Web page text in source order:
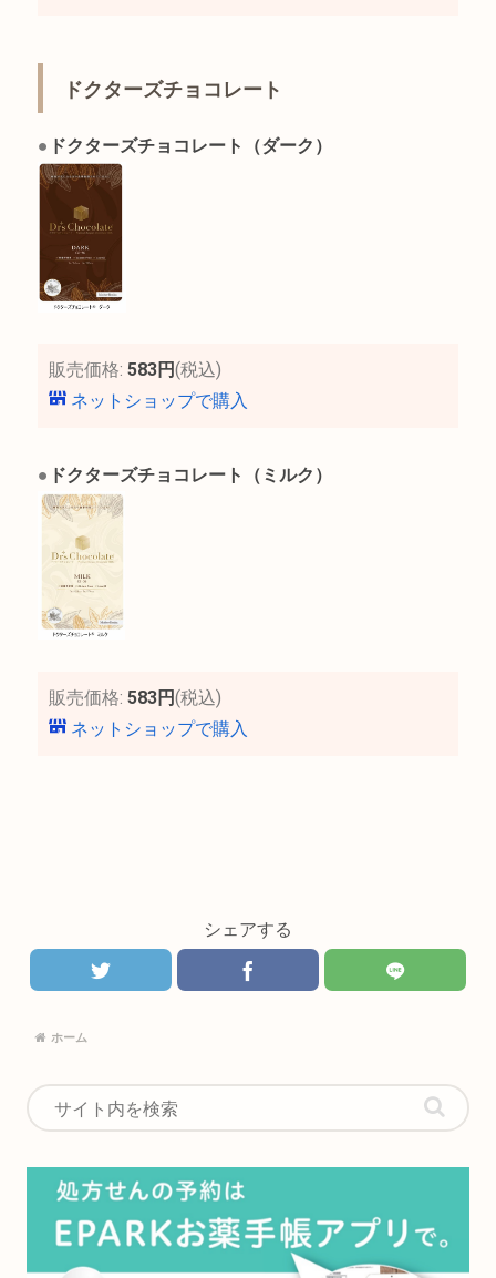
ドクターズチョコレート
● ドクターズチョコレート（ダーク）
販売価格: 583円(税込)
ネットショップで購入
● ドクターズチョコレート（ミルク）
販売価格: 583円(税込)
ネットショップで購入
シェアする
ホーム